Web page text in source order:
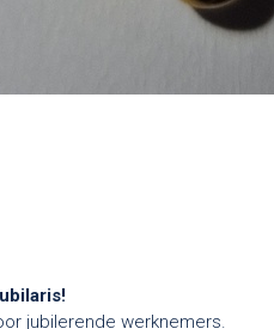
jubilerende werknemers.